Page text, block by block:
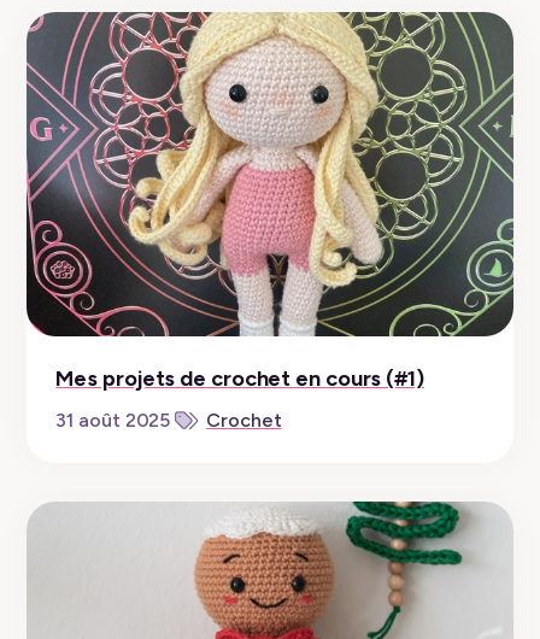
Mes projets de crochet en cours (#1)
31 août 2025 Crochet